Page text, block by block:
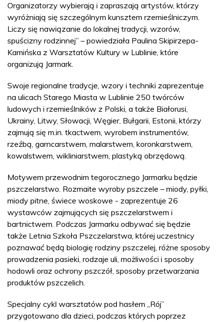
Organizatorzy wybierają i zapraszają artystów, którzy
wyróżniają się szczególnym kunsztem rzemieślniczym.
Liczy się nawiązanie do lokalnej tradycji, wzorów,
spuścizny rodzinnej” – powiedziała Paulina Skipirzepa-
Kamińska z Warsztatów Kultury w Lublinie, które
organizują Jarmark.
Swoje regionalne tradycje, wzory i techniki zaprezentuje
na ulicach Starego Miasta w Lublinie 250 twórców
ludowych i rzemieślników z Polski, a także Białorusi,
Ukrainy, Litwy, Słowacji, Węgier, Bułgarii, Estonii, którzy
zajmują się m.in. tkactwem, wyrobem instrumentów,
rzeźbą, garncarstwem, malarstwem, koronkarstwem,
kowalstwem, wikliniarstwem, plastyką obrzędową.
Motywem przewodnim tegorocznego Jarmarku będzie
pszczelarstwo. Rozmaite wyroby pszczele – miody, pyłki,
miody pitne, świece woskowe - zaprezentuje 26
wystawców zajmujących się pszczelarstwem i
bartnictwem. Podczas Jarmarku odbywać się będzie
także Letnia Szkoła Pszczelarstwa, której uczestnicy
poznawać będą biologię rodziny pszczelej, różne sposoby
prowadzenia pasieki, rodzaje uli, możliwości i sposoby
hodowli oraz ochrony pszczół, sposoby przetwarzania
produktów pszczelich.
Specjalny cykl warsztatów pod hasłem „Rój”
przygotowano dla dzieci, podczas których poprzez